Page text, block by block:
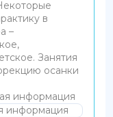
в
–
Занятия
осанки
информация
информация